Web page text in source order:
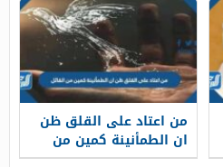
من اعتاد على القلق ظن
ان الطمأنينة كمين من
القائل